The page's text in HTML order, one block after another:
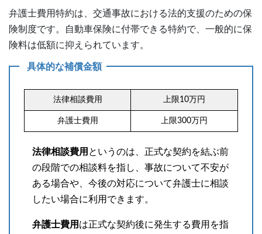
弁護士費用特約は、交通事故における法的支援のための保
険制度です。自動車保険に付帯できる特約で、一般的に保
険料は低額に抑えられています。
具体的な補償金額
法律相談費用 上限10万円
弁護士費用 上限300万円
法律相談費用 というのは、正式な契約を結ぶ前
の段階での相談料を指し、事故について不安が
ある場合や、今後の対応について弁護士に相談
したい場合に利用できます。
弁護士費用 は正式な契約後に発生する費用を指